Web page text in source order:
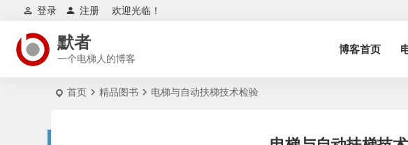
欢迎光临！
登录 注册
默者
一个电梯人的博客
博客首页
首页 精品图书 电梯与自动扶梯技术检验